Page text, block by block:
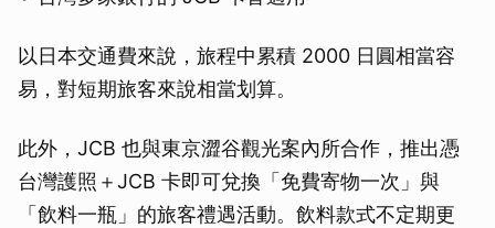
以日本交通費來說，旅程中累積 2000 日圓相當容
易，對短期旅客來說相當划算。
此外，JCB 也與東京澀谷觀光案內所合作，推出憑
台灣護照＋JCB 卡即可兌換「免費寄物一次」與
「飲料一瓶」的旅客禮遇活動。飲料款式不定期更